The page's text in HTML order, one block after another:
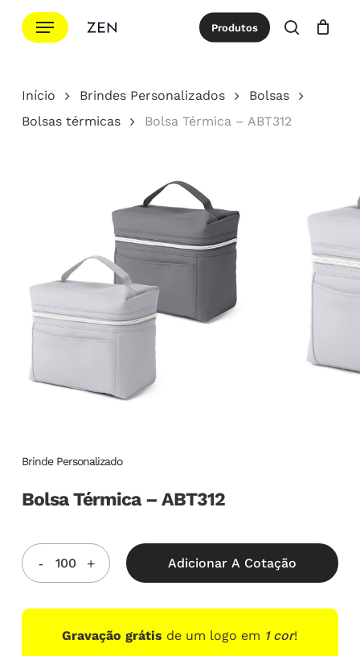
para
principal
Menu Produtos
procurar
Cotação Close
Início Brindes Personalizados
Bolsas
Bolsas térmicas
Bolsa Térmica – ABT312
Brinde Personalizado
Bolsa Térmica – ABT312
Adicionar A Cotação
Gravação grátis de um logo em 1 cor!